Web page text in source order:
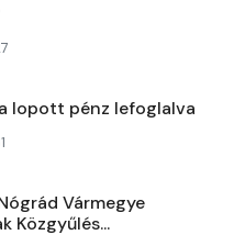
lopott pénz lefoglalva
Vármegye
Közgyűlés...